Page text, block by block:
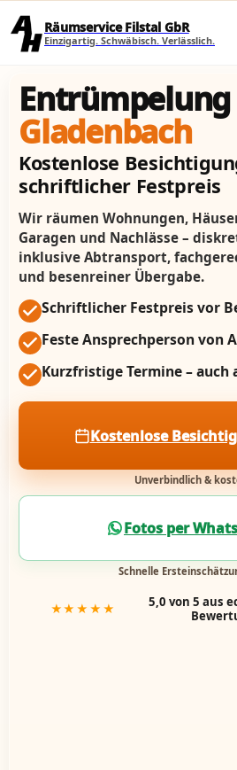
Räumservice Filstal GbR
Einzigartig. Schwäbisch. Verlässlich.
Gladenbach
Kostenlose
schriftlicher Festpreis
Wir räumen Wohnungen,
Garagen und Nachlässe –
inklusive Abtransport,
und besenreiner Übergabe.
Schriftlicher Festpreis vor
Feste Ansprechperson von
Kurzfristige Termine – auch
Kostenlose
Unverbindlich &
Fotos per
Schnelle
★★★★★
5,0 von 5 aus